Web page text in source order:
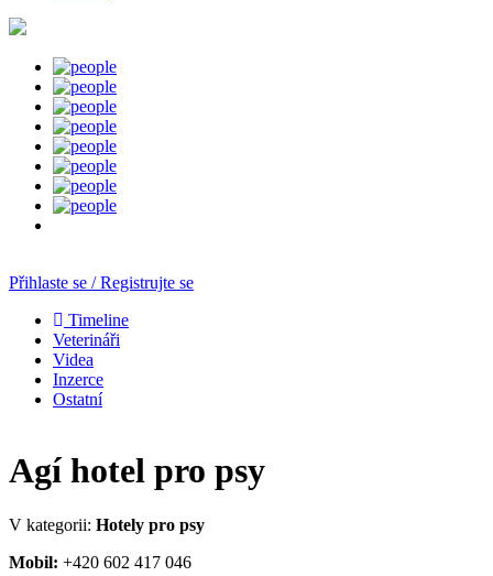
Přihlaste se / Registrujte se
Timeline
Veterináři
Videa
Inzerce
Ostatní
Agí hotel pro psy
V kategorii: Hotely pro psy
Mobil: +420 602 417 046